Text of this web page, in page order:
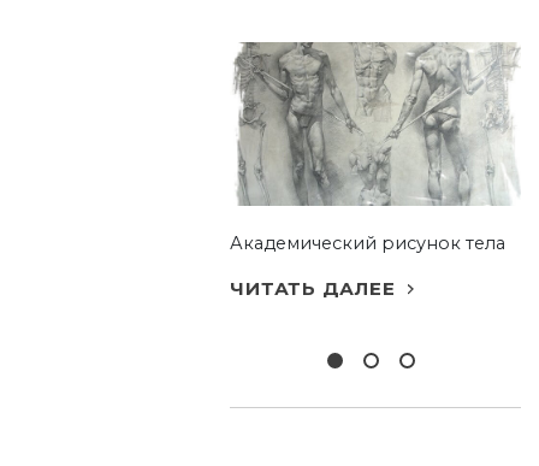
Академический рисунок тела
ЧИТАТЬ ДАЛЕЕ